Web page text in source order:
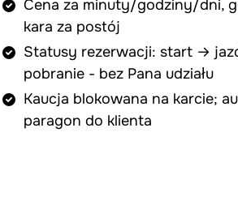
Cena za minuty/godziny/dni,
kara za postój
Statusy rezerwacji: start →
pobranie - bez Pana udziału
Kaucja blokowana na karcie;
paragon do klienta